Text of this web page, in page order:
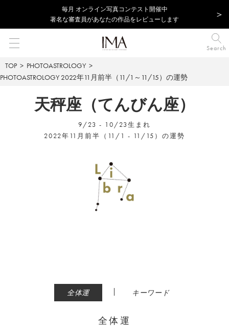
毎⽉ オンライン写真コンテスト開催中
著名な審査員があなたの作品をレビューします
Search
TOP
PHOTOASTROLOGY
PHOTOASTROLOGY 2022年11月前半（11/1～11/15）の運勢
天秤座（てんびん座）
9/23 - 10/23生まれ
2022年11月前半（11/1 - 11/15）の運勢
全体運 | キーワード
全体運